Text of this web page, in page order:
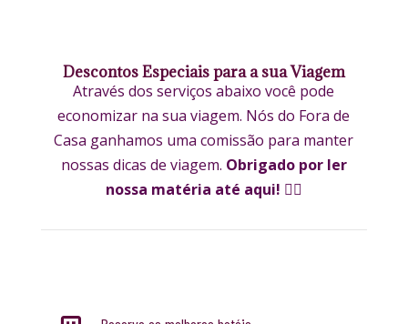
Descontos Especiais para a sua Viagem
Através dos serviços abaixo você pode
economizar na sua viagem. Nós do Fora de
Casa ganhamos uma comissão para manter
nossas dicas de viagem. Obrigado por ler
nossa matéria até aqui! ✌🏼